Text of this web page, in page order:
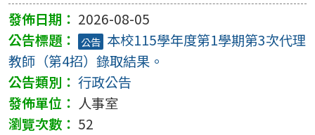
2026-08-05
公告 本校115學年度第1學期第3次代理
教師（第4招）錄取結果。
行政公告
人事室
52